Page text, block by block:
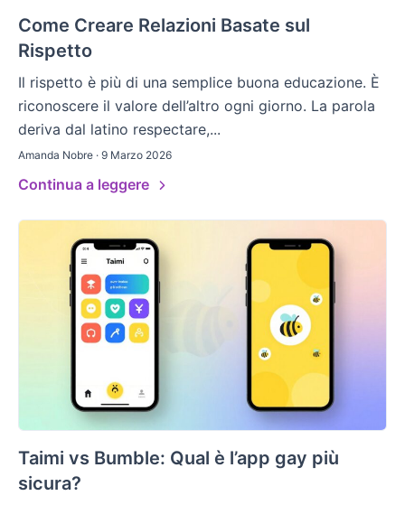
Come Creare Relazioni Basate sul
Rispetto
Il rispetto è più di una semplice buona educazione. È
riconoscere il valore dell’altro ogni giorno. La parola
deriva dal latino respectare,...
Amanda Nobre · 9 Marzo 2026
Continua a leggere
Taimi vs Bumble: Qual è l’app gay più
sicura?